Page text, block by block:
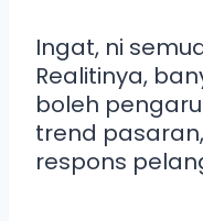
Ingat, ni
Realitinya,
boleh
trend
respons